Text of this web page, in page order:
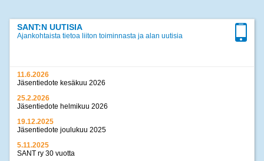
SANT:N UUTISIA
Ajankohtaista tietoa liiton toiminnasta ja alan uutisia
11.6.2026
Jäsentiedote kesäkuu 2026
25.2.2026
Jäsentiedote helmikuu 2026
19.12.2025
Jäsentiedote joulukuu 2025
5.11.2025
SANT ry 30 vuotta